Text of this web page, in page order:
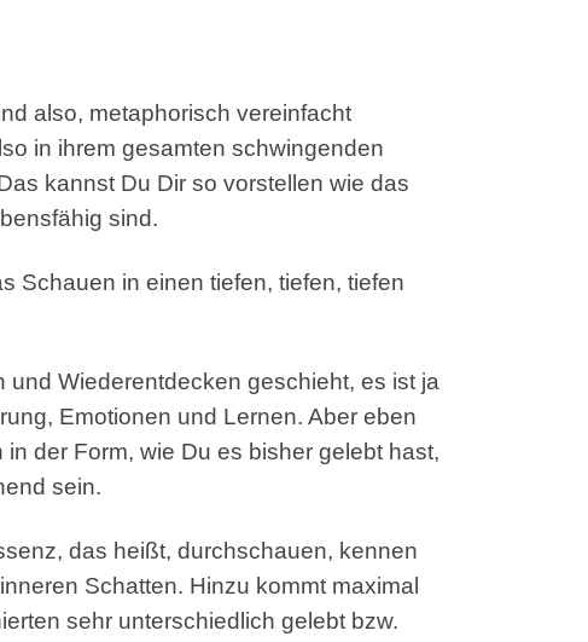
also, metaphorisch vereinfacht
in ihrem gesamten schwingenden
kannst Du Dir so vorstellen wie das
sind.
Schauen in einen tiefen, tiefen, tiefen
Wiederentdecken geschieht, es ist ja
Emotionen und Lernen. Aber eben
der Form, wie Du es bisher gelebt hast,
sein.
das heißt, durchschauen, kennen
Schatten. Hinzu kommt maximal
sehr unterschiedlich gelebt bzw.